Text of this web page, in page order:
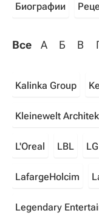
Биографии
Все А Б В
Kalinka Group
Kleinewelt
L'Oreal LBL
LafargeHolcim
Legendary